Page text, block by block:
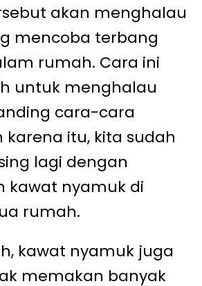
akan menghalau
mencoba terbang
rumah. Cara ini
untuk menghalau
cara-cara
karena itu, kita sudah
lagi dengan
kawat nyamuk di
rumah.
kawat nyamuk juga
memakan banyak